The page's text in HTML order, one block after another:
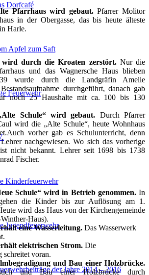
Dorfcafé
Apfel zum Saft
Feuerwehr
Kinderfeuerwehr
Jugendfeuerwehr
der Jahre 2014 – 2016
Pfarrhaus wird gebaut.Pfarrer Molitor
in der Obergasse, das bis heute älteste
Harle.
wird durch die Kroaten zerstört.Nur die
und das Wagnersche Haus blieben
wurde durch die Landgräfin Amelie
durchgeführt, danach gab
noch 25 Haushalte mit ca. 100 bis 130
Schule“ wird gebaut. Durch Pfarrer
wird die „Alte Schule“, heute Wohnhaus
vorher gab es Schulunterricht, denn
nachgewiesen. Wo sich das vorherige
ist nicht bekannt. Lehrer seit 1698 bis 1738
Fischer.
Schule“ wird in Betrieb genommen.In
die Kinder bis zur Auflösung am 1.
wird das Haus von der Kirchengemeinde
Haus).
eine Wasserleitung. Das Wasserwerk
elektrischen Strom. Die
schreitet voran.
und Bau einer Holzbrücke.
und Bau einer Holzbrücke durch